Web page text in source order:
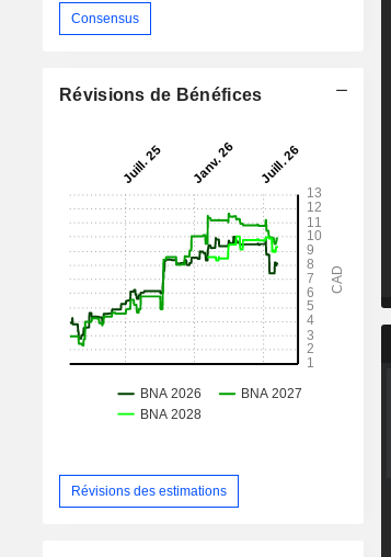
Consensus
Révisions de Bénéfices
Révisions des estimations